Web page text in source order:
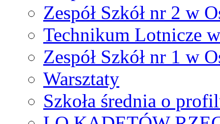
Zespół Szkół nr 2 w
Technikum Lotnicze
Zespół Szkół nr 1 w
Warsztaty
Szkoła średnia o